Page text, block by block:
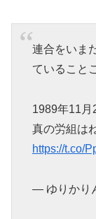
連合をいま
ていること
1989年11月
真の労組は
https://t.co/
— ゆりかり